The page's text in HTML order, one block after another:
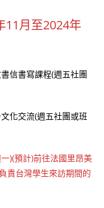
11月至2024年
信書寫課程(週五社團
化交流(週五社團或班
)(預計)前往法國里昂美
責台灣學生來訪期間的